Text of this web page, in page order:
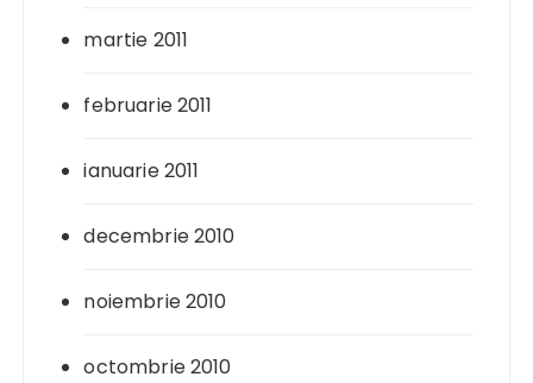
martie 2011
februarie 2011
ianuarie 2011
decembrie 2010
noiembrie 2010
octombrie 2010